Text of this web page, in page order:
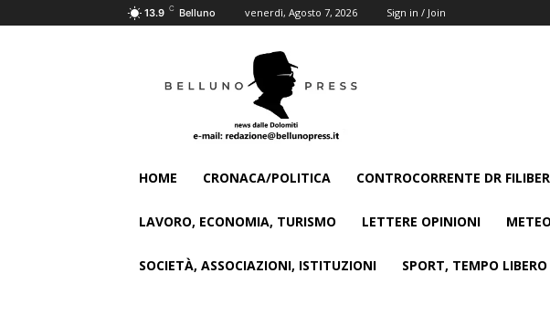
13.9 C Belluno venerdì, Agosto 7, 2026 Sign in / Join
HOME CRONACA/POLITICA CONTROCORRENTE DR
LAVORO, ECONOMIA, TURISMO LETTERE OPINIONI
SOCIETÀ, ASSOCIAZIONI, ISTITUZIONI SPORT, TEMPO LIBERO